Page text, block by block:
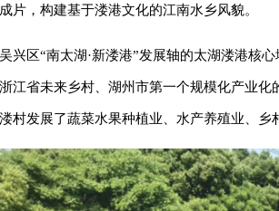
片，构建基于溇港文化的江南水乡风貌。
兴区“南太湖·新溇港”发展轴的太湖溇港核
江省未来乡村、湖州市第一个规模化产业
村发展了蔬菜水果种植业、水产养殖业、乡